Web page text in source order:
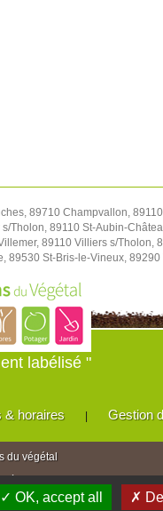
89710 Champvallon,
89110 St-Aubin-
89110 Villiers s/Tholon,
St-Bris-le-Vineux,
labélisé "
& horaires | Gestion
du végétal
de France
✓ OK, accept all ✗